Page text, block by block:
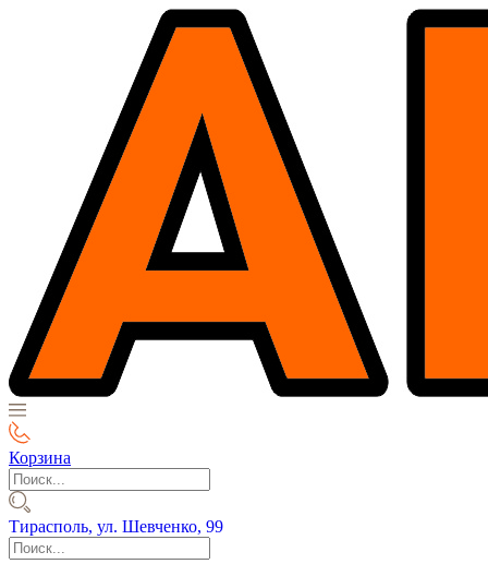
Корзина
Тирасполь, ул. Шевченко, 99